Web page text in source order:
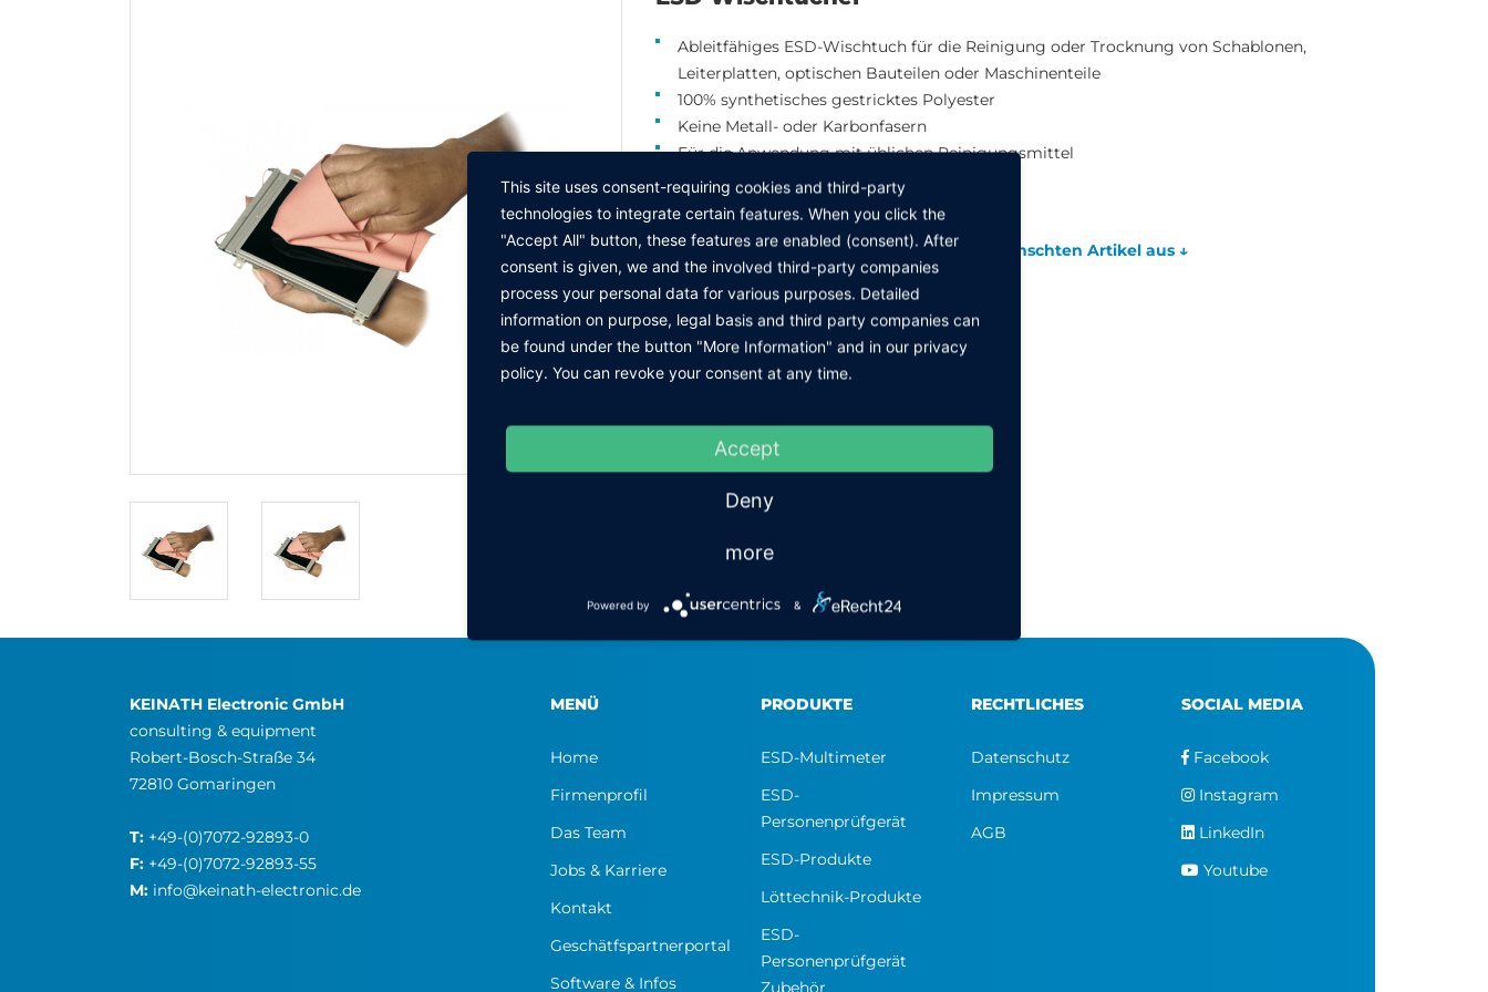
Ableitfähiges ESD-Wischtuch für die Reinigung oder Trocknung von Schablonen,
Leiterplatten, optischen Bauteilen oder Maschinenteile
100% synthetisches gestricktes Polyester
Keine Metall- oder Karbonfasern
Für die Anwendung mit üblichen Reinigungsmittel
Größe: 230 x 230 mm
Farbe: rosa
Bitte wählen Sie durch Anklicken den gewünschten Artikel aus ↓
Beschreibung
Wischtücher rosa
ZURÜCK ZUR GRUPPE
KEINATH Electronic GmbH
consulting & equipment
Robert-Bosch-Straße 34
72810 Gomaringen
T: +49-(0)7072-92893-0
F: +49-(0)7072-92893-55
M: info@keinath-electronic.de
MENÜ
Home
Firmenprofil
Das Team
Jobs & Karriere
Kontakt
Geschätfspartnerportal
Software & Infos
PRODUKTE
ESD-Multimeter
ESD-
Personenprüfgerät
ESD-Produkte
Löttechnik-Produkte
ESD-
Personenprüfgerät
Zubehör
RECHTLICHES
Datenschutz
Impressum
AGB
SOCIAL MEDIA
Facebook
Instagram
LinkedIn
Youtube
This site uses consent-requiring cookies and third-party
technologies to integrate certain features. When you click the
"Accept All" button, these features are enabled (consent). After
consent is given, we and the involved third-party companies
process your personal data for various purposes. Detailed
information on purpose, legal basis and third party companies can
be found under the button "More Information" and in our privacy
policy. You can revoke your consent at any time.
Accept
Deny
more
Powered by &